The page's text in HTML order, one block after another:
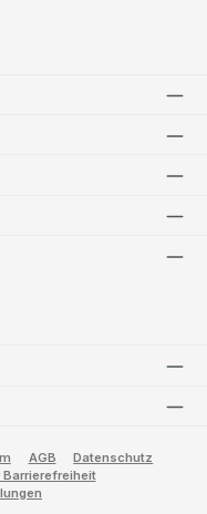
AGB
Datenschutz
Barrierefreiheit